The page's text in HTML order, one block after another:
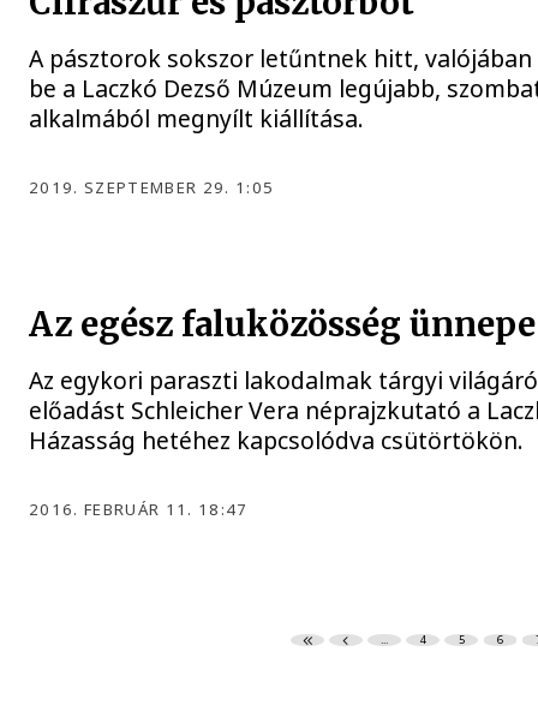
A pásztorok sokszor letűntnek hitt,
be a Laczkó Dezső Múzeum legújabb,
alkalmából megnyílt kiállítása.
2019. SZEPTEMBER 29. 1:05
Az egész faluközösség
Az egykori paraszti lakodalmak tárgyi
előadást Schleicher Vera néprajzkutató a
Házasság hetéhez kapcsolódva csütörtökön.
2016. FEBRUÁR 11. 18:47
... 4 5 6